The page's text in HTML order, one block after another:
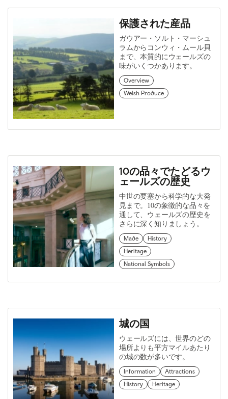
保護された産品
ガウアー・ソルト・マーシュ
ラムからコンウィ・ムール貝
まで、本質的にウェールズの
味がいくつかあります。
Overview
Welsh Produce
10の品々でたどるウ
ェールズの歴史
中世の要塞から科学的な大発
見まで。10の象徴的な品々を
通して、ウェールズの歴史を
さらに深く知りましょう。
Made
History
Heritage
National Symbols
城の国
ウェールズには、世界のどの
場所よりも平方マイルあたり
の城の数が多いです。
Information
Attractions
History
Heritage